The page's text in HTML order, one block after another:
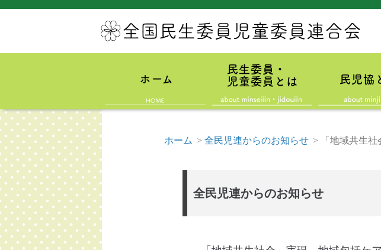
ホーム > 全民児連からのお知らせ > 「地域共生
全民児連からのお知らせ